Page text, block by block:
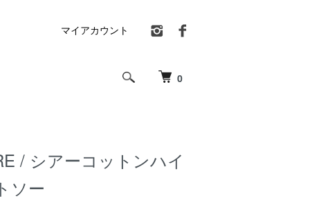
0
マイアカウント
/ シアーコットンハイ
ソー